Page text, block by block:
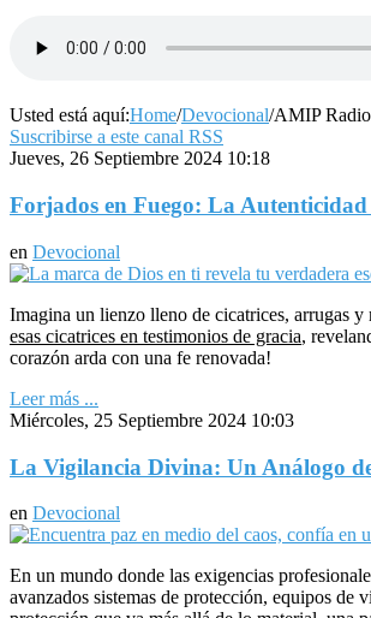
Usted está aquí:Home/Devocional/AMIP
Suscribirse a este canal RSS
Jueves, 26 Septiembre 2024 10:18
Forjados en Fuego: La
en Devocional
Imagina un lienzo lleno de cicatrices, arrugas
esas cicatrices en testimonios de gracia,
corazón arda con una fe renovada!
Leer más ...
Miércoles, 25 Septiembre 2024 10:03
La Vigilancia Divina: Un Análogo
en Devocional
En un mundo donde las exigencias
avanzados sistemas de protección, equipos de